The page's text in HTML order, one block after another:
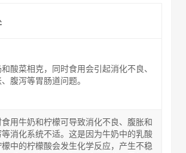
酸菜相克，同时食用会引起消化不良、
腹泻等胃肠道问题。
食用牛奶和柠檬可导致消化不良、腹胀和
等消化系统不适。这是因为牛奶中的乳酸
中的柠檬酸会发生化学反应，产生不稳